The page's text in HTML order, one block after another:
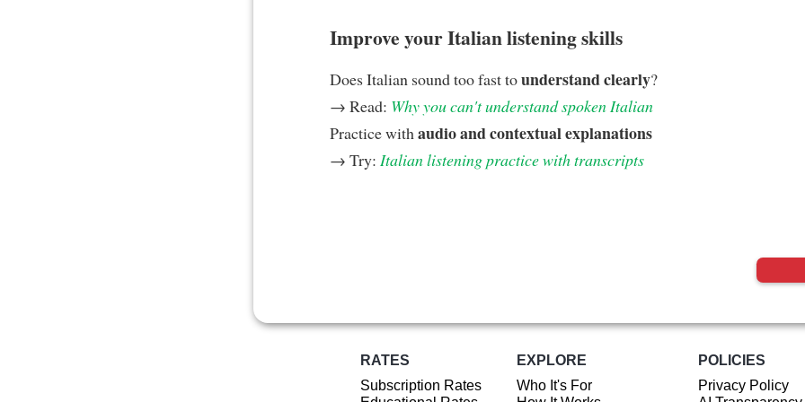
Improve your Italian listening skills
Does Italian sound too fast tounderstand clearly?
→ Read: Why you can't understand spoken Italian
Practice with audio and contextual explanations
→ Try: Italian listening practice with transcripts
RATES
Subscription Rates
EXPLORE
Who It's For
POLICIES
Privacy Policy